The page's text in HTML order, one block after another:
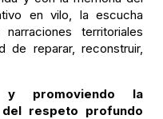
en vilo, la escucha
territoriales
de reparar, reconstruir,
y promoviendo la
respeto profundo